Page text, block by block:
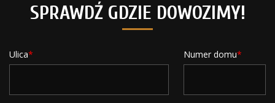
SPRAWDŹ GDZIE DOWOZIMY!
Ulica Numer domu